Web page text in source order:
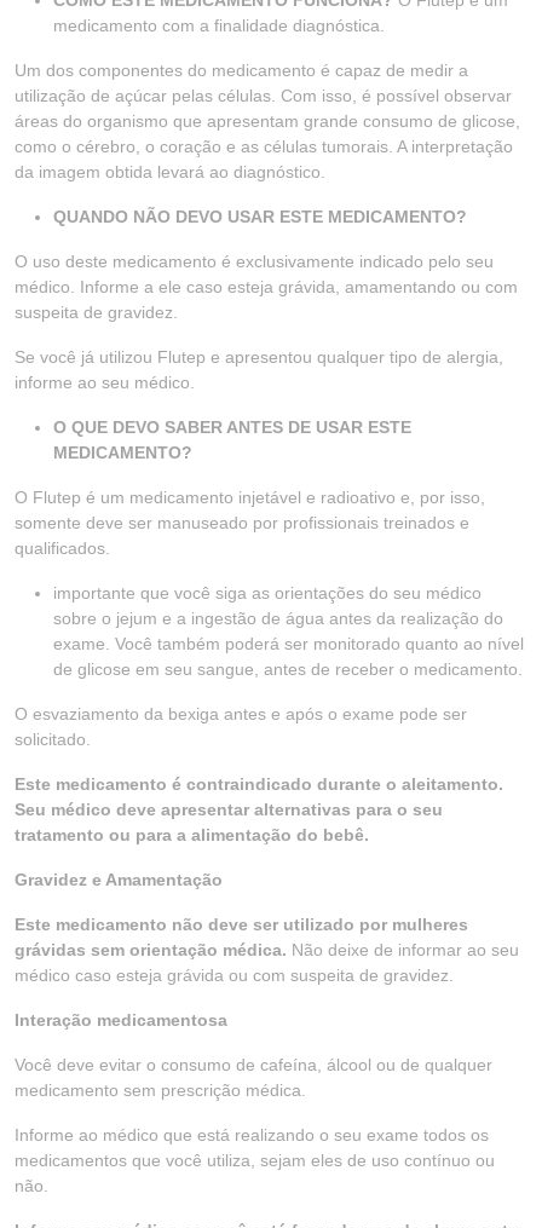
medicamento com a finalidade diagnóstica.
Um dos componentes do medicamento é capaz de medir a
utilização de açúcar pelas células. Com isso, é possível observar
áreas do organismo que apresentam grande consumo de glicose,
como o cérebro, o coração e as células tumorais. A interpretação
da imagem obtida levará ao diagnóstico.
QUANDO NÃO DEVO USAR ESTE MEDICAMENTO?
O uso deste medicamento é exclusivamente indicado pelo seu
médico. Informe a ele caso esteja grávida, amamentando ou com
suspeita de gravidez.
Se você já utilizou Flutep e apresentou qualquer tipo de alergia,
informe ao seu médico.
O QUE DEVO SABER ANTES DE USAR ESTE
MEDICAMENTO?
O Flutep é um medicamento injetável e radioativo e, por isso,
somente deve ser manuseado por profissionais treinados e
qualificados.
importante que você siga as orientações do seu médico
sobre o jejum e a ingestão de água antes da realização do
exame. Você também poderá ser monitorado quanto ao nível
de glicose em seu sangue, antes de receber o medicamento.
O esvaziamento da bexiga antes e após o exame pode ser
solicitado.
Este medicamento é contraindicado durante o aleitamento.
Seu médico deve apresentar alternativas para o seu
tratamento ou para a alimentação do bebê.
Gravidez e Amamentação
Este medicamento não deve ser utilizado por mulheres
grávidas sem orientação médica. Não deixe de informar ao seu
médico caso esteja grávida ou com suspeita de gravidez.
Interação medicamentosa
Você deve evitar o consumo de cafeína, álcool ou de qualquer
medicamento sem prescrição médica.
Informe ao médico que está realizando o seu exame todos os
medicamentos que você utiliza, sejam eles de uso contínuo ou
não.